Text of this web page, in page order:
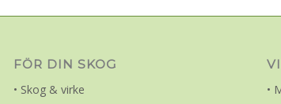
FÖR DIN SKOG
• Skog & virke
•